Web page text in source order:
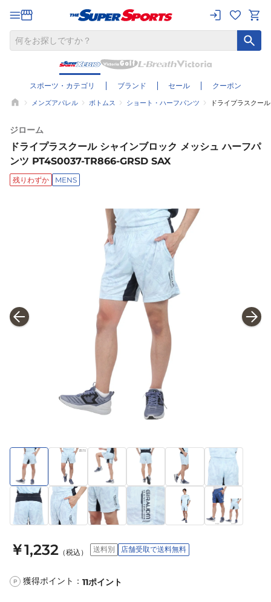
スポーツ・カテゴリ ブランド セール クーポン
メンズアパレル ボトムス ショート・ハーフパンツ ドライプラスクー
ジローム
ドライプラスクール シャインブロック メッシュ ハーフパ
ンツ PT4S0037-TR866-GRSD SAX
残りわずか MENS
￥1,232 （税込） 送料別 店舗受取で送料無料
P 獲得ポイント： 11ポイント